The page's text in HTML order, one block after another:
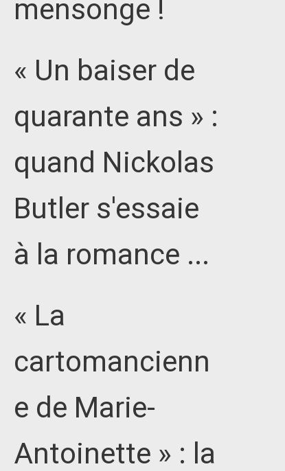
mensonge !
« Un baiser de
quarante ans » :
quand Nickolas
Butler s'essaie
à la romance ...
« La
cartomancienn
e de Marie-
Antoinette » : la